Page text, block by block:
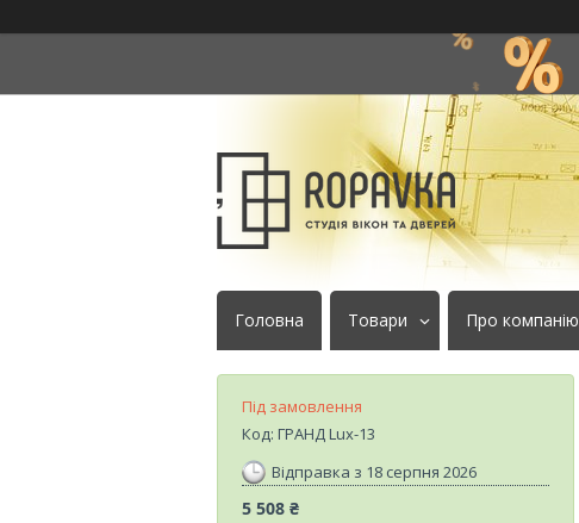
Головна Товари Про компанію
Під замовлення
Код: ГРАНД Lux-13
Відправка з 18 серпня 2026
5 508 ₴